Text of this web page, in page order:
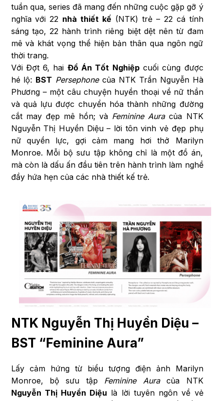
tuần qua, series đã mang đến những cuộc gặp gỡ ý
nghĩa với 22 nhà thiết kế (NTK) trẻ – 22 cá tính
sáng tạo, 22 hành trình riêng biệt dệt nên từ đam
mê và khát vọng thể hiện bản thân qua ngôn ngữ
thời trang.
Với Đợt 6, hai Đồ Án Tốt Nghiệpcuối cùng được
hé lộ: BST Persephonecủa NTK Trần Nguyễn Hà
Phương – một câu chuyện huyền thoại về nữ thần
và quả lựu được chuyển hóa thành những đường
cắt may đẹp mê hồn; và Feminine Auracủa NTK
Nguyễn Thị Huyền Diệu – lời tôn vinh vẻ đẹp phụ
nữ quyền lực, gợi cảm mang hơi thở Marilyn
Monroe. Mỗi bộ sưu tập không chỉ là một đồ án,
mà còn là dấu ấn đầu tiên trên hành trình làm nghề
đầy hứa hẹn của các nhà thiết kế trẻ.
NTK Nguyễn Thị Huyền Diệu –
BST “Feminine Aura”
Lấy cảm hứng từ biểu tượng điện ảnh Marilyn
Monroe, bộ sưu tập Feminine Auracủa NTK
Nguyễn Thị Huyền Diệu là lời tuyên ngôn về vẻ